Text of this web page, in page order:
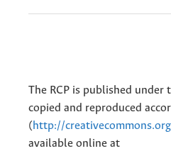
The RCP is published under
copied and reproduced
(http://
available online at